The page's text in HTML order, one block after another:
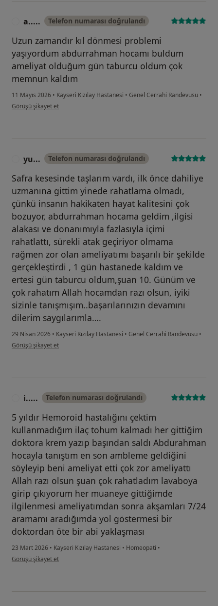
a..... Telefon numarası doğrulandı
Uzun zamandır kıl dönmesi problemi
yaşıyordum abdurrahman hocamı buldum
ameliyat olduğum gün taburcu oldum çok
memnun kaldım
11 Mayıs 2026 • Kayseri Kızılay Hastanesi • Genel Cerrahi Randevusu •
kullanıcının görüşüne göre a.....
Görüşü şikayet et
yu... Telefon numarası doğrulandı
Safra kesesinde taşlarım vardı, ilk önce dahiliye
uzmanına gittim yinede rahatlama olmadı,
çünkü insanın hakikaten hayat kalitesini çok
bozuyor, abdurrahman hocama geldim ,ilgisi
alakası ve donanımıyla fazlasıyla içimi
rahatlattı, sürekli atak geçiriyor olmama
rağmen zor olan ameliyatımı başarılı bir şekilde
gerçekleştirdi , 1 gün hastanede kaldım ve
ertesi gün taburcu oldum,şuan 10. Günüm ve
çok rahatım Allah hocamdan razı olsun, iyiki
sizinle tanışmışım..başarılarınızın devamını
dilerim saygılarımla….
29 Nisan 2026 • Kayseri Kızılay Hastanesi • Genel Cerrahi Randevusu •
kullanıcının görüşüne göre yu...
Görüşü şikayet et
i..... Telefon numarası doğrulandı
5 yıldır Hemoroid hastalığını çektim
kullanmadığım ilaç tohum kalmadı her gittiğim
doktora krem yazıp başından saldı Abdurahman
hocayla tanıştım en son ambleme geldiğini
söyleyip beni ameliyat etti çok zor ameliyattı
Allah razı olsun şuan çok rahatladım lavaboya
girip çıkıyorum her muaneye gittiğimde
ilgilenmesi ameliyatımdan sonra akşamları 7/24
aramamı aradığımda yol göstermesi bir
doktordan öte bir abi yaklaşması
23 Mart 2026 • Kayseri Kızılay Hastanesi • Homeopati •
kullanıcının görüşüne göre i.....
Görüşü şikayet et